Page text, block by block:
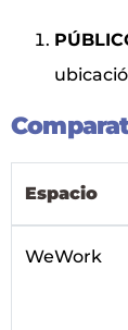
Espacio
WeWork